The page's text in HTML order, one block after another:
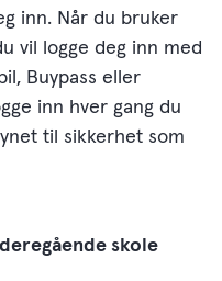
inn. Når du bruker
vil logge deg inn med
Buypass eller
inn hver gang du
til sikkerhet som
skole